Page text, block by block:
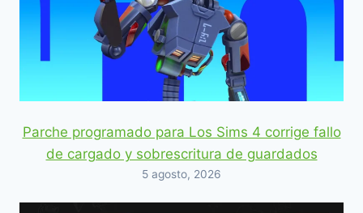
Parche programado para Los Sims 4 corrige fallo
de cargado y sobrescritura de guardados
5 agosto, 2026